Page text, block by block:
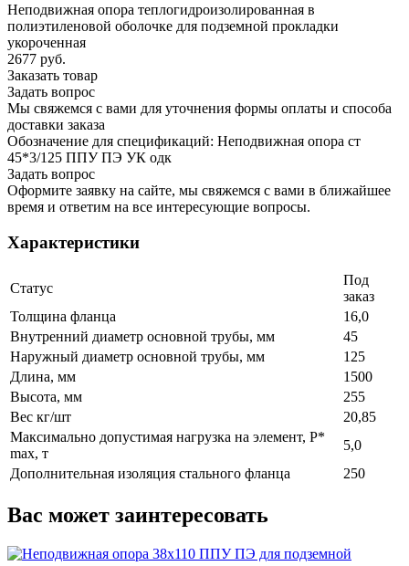
Неподвижная опора теплогидроизолированная в
полиэтиленовой оболочке для подземной прокладки
укороченная
2677 руб.
Заказать товар
Задать вопрос
Мы свяжемся с вами для уточнения формы оплаты и способа
доставки заказа
Обозначение для спецификаций: Неподвижная опора ст
45*3/125 ППУ ПЭ УК одк
Задать вопрос
Оформите заявку на сайте, мы свяжемся с вами в ближайшее
время и ответим на все интересующие вопросы.
Характеристики
Статус
Под
заказ
Толщина фланца
16,0
Внутренний диаметр основной трубы, мм
45
Наружный диаметр основной трубы, мм
125
Длина, мм
1500
Высота, мм
255
Вес кг/шт
20,85
Максимально допустимая нагрузка на элемент, P*
max, т
5,0
Дополнительная изоляция стального фланца
250
Вас может заинтересовать